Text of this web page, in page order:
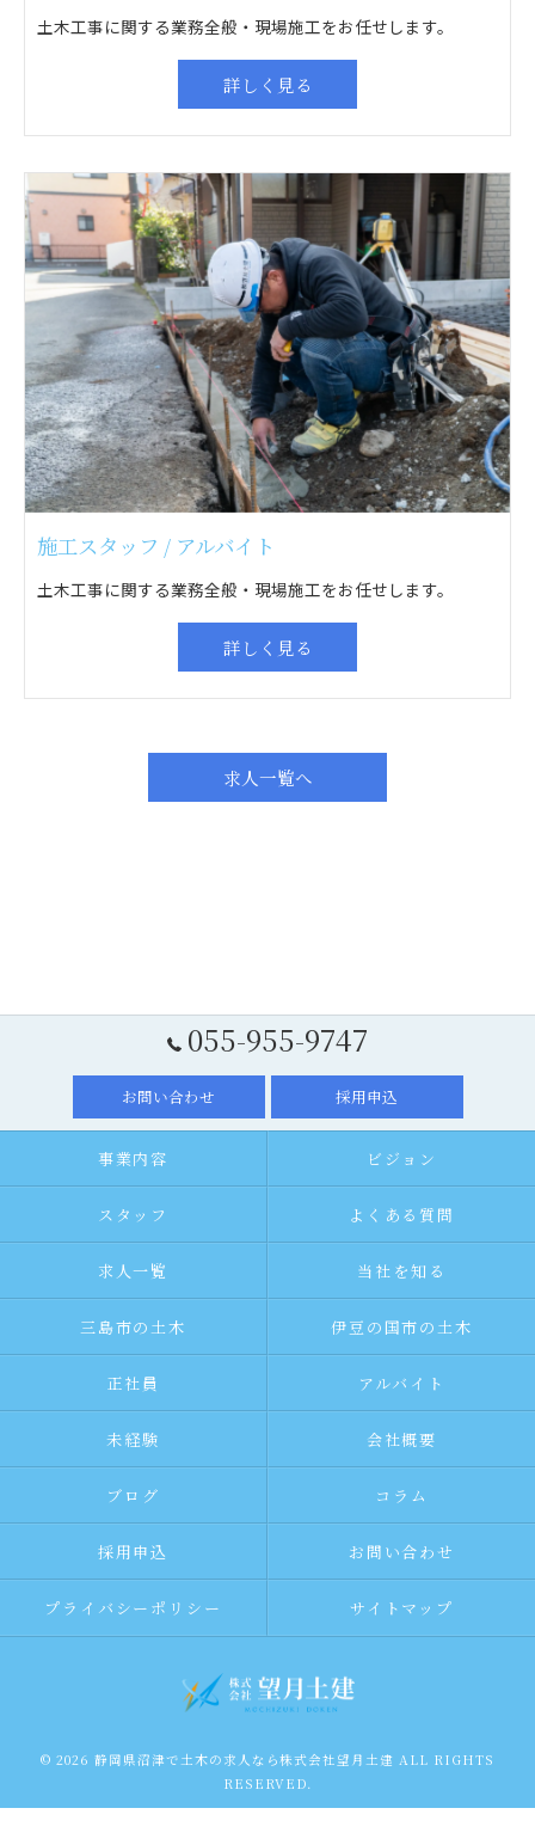
土木工事に関する業務全般・現場施工をお任せします。
詳しく見る
施工スタッフ / アルバイト
土木工事に関する業務全般・現場施工をお任せします。
詳しく見る
求人一覧へ
055-955-9747
お問い合わせ 採用申込
事業内容 ビジョン
スタッフ よくある質問
求人一覧 当社を知る
三島市の土木 伊豆の国市の土木
正社員 アルバイト
未経験 会社概要
ブログ コラム
採用申込 お問い合わせ
プライバシーポリシー サイトマップ
© 2026 静岡県沼津で土木の求人なら株式会社望月土建 ALL RIGHTS
RESERVED.